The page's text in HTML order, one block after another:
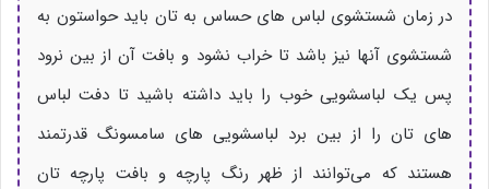
در زمان شستشوی لباس های حساس به تان باید حواستون به
شستشوی آنها نیز باشد تا خراب نشود و بافت آن از بین نرود
پس یک لباسشویی خوب را باید داشته باشید تا دفت لباس
های تان را از بین برد لباسشویی های سامسونگ قدرتمند
هستند که می‌توانند از ظهر رنگ پارچه و بافت پارچه تان